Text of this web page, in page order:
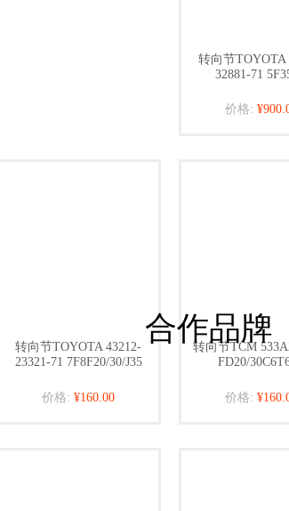
转向节TOYOTA
32881-71
价格:
转向节TOYOTA 43212-
23321-71 7F8F20/30/J35
价格: ¥160.00
转向节TCM
FD20/
价格:
合作品牌